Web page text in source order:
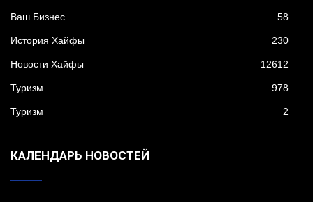
Ваш Бизнес 58
История Хайфы 230
Новости Хайфы 12612
Туризм 978
Туризм 2
КАЛЕНДАРЬ НОВОСТЕЙ